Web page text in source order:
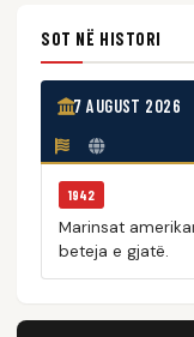
SOT NË HISTORI
7 AUGUST 2026
1942
Marinsat
beteja e gjatë.